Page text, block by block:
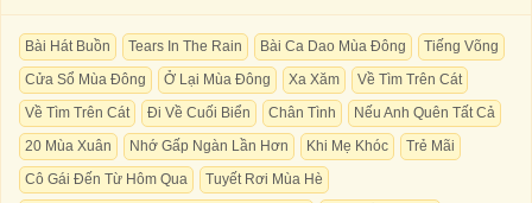
Bài Hát Buồn Tears In The Rain Bài Ca Dao Mùa Đông
Tiếng Võng
Cửa Sổ Mùa Đông
Ở Lại Mùa Đông Xa Xăm
Về Tìm Trên Cát
Về Tìm Trên Cát
Đi Về Cuối Biển Chân Tình
Nếu Anh Quên Tất Cả
20 Mùa Xuân
Nhớ Gấp Ngàn Lần Hơn Khi Mẹ Khóc
Trẻ Mãi
Cô Gái Đến Từ Hôm Qua
Tuyết Rơi Mùa Hè